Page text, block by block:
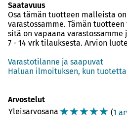
Saatavuus
Osa tämän tuotteen malleista
varastossamme. Tämän
sitä on vapaana
7 - 14 vrk tilauksesta. Arvion
Varastotilanne ja saapuvat
Haluan ilmoituksen, kun
Arvostelut
Yleisarvosana ☆☆☆☆☆ (1